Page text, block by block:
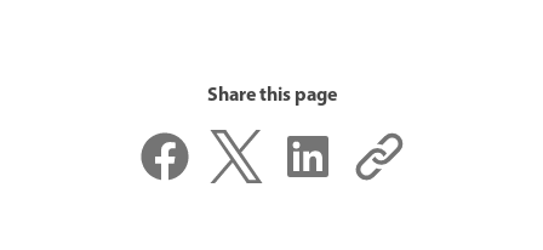
Share this page